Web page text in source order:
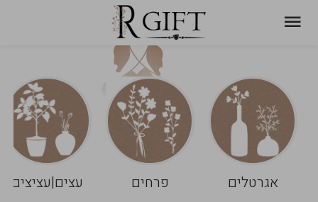
אגרטלים פרחים עצים|עציצים
עגלת
שלך
ניקוי
הסל